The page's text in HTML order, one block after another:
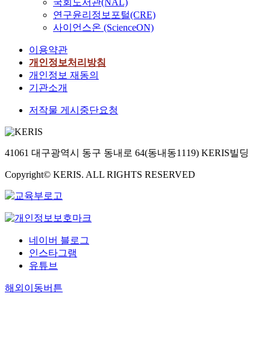
국회도서관(NAL)
연구윤리정보포털(CRE)
사이언스온 (ScienceON)
이용약관
개인정보처리방침
개인정보 재동의
기관소개
저작물 게시중단요청
41061 대구광역시 동구 동내로 64(동내동1119) KERIS빌딩
Copyright© KERIS. ALL RIGHTS RESERVED
네이버 블로그
인스타그램
유튜브
해외이동버튼